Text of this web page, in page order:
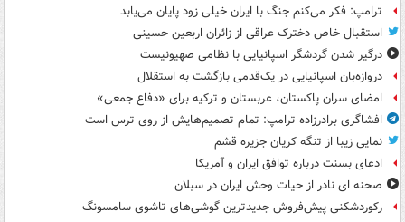
ترامپ: فکر می‌کنم جنگ با ایران خیلی زود پایان می‌یابد
استقبال خاص دخترک عراقی از زائران اربعین حسینی
درگیر شدن گردشگر اسپانیایی با نظامی صهیونیست
دروازه‌بان اسپانیایی در یک‌قدمی بازگشت به استقلال
امضای سران پاکستان، عربستان و ترکیه برای «دفاع جمعی»
افشاگری برادرزاده ترامپ: تمام تصمیم‌هایش از روی ترس است
نمایی زیبا از تنگه کریان جزیره قشم
ادعای بسنت درباره توافق ایران و آمریکا
صحنه ای نادر از حیات وحش ایران در سبلان
رکوردشکنی پیش‌فروش جدیدترین گوشی‌های تاشوی سامسونگ